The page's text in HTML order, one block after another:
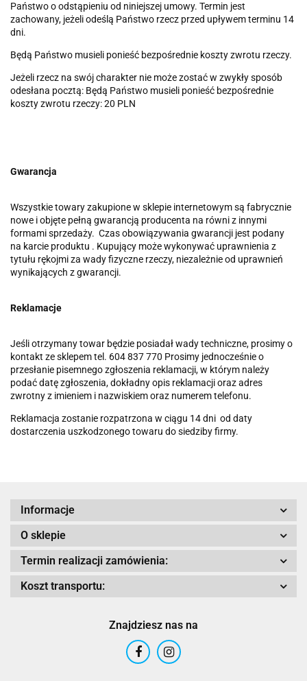
Państwo o odstąpieniu od niniejszej umowy. Termin jest
zachowany, jeżeli odeślą Państwo rzecz przed upływem terminu 14
dni.
Będą Państwo musieli ponieść bezpośrednie koszty zwrotu rzeczy.
Jeżeli rzecz na swój charakter nie może zostać w zwykły sposób
odesłana pocztą: Będą Państwo musieli ponieść bezpośrednie
koszty zwrotu rzeczy: 20 PLN
Gwarancja
Wszystkie towary zakupione w sklepie internetowym są fabrycznie
nowe i objęte pełną gwarancją producenta na równi z innymi
formami sprzedaży. Czas obowiązywania gwarancji jest podany
na karcie produktu . Kupujący może wykonywać uprawnienia z
tytułu rękojmi za wady fizyczne rzeczy, niezależnie od uprawnień
wynikających z gwarancji.
Reklamacje
Jeśli otrzymany towar będzie posiadał wady techniczne, prosimy o
kontakt ze sklepem tel. 604 837 770 Prosimy jednocześnie o
przesłanie pisemnego zgłoszenia reklamacji, w którym należy
podać datę zgłoszenia, dokładny opis reklamacji oraz adres
zwrotny z imieniem i nazwiskiem oraz numerem telefonu.
Reklamacja zostanie rozpatrzona w ciągu 14 dni od daty
dostarczenia uszkodzonego towaru do siedziby firmy.
Informacje
O sklepie
Termin realizacji zamówienia:
Koszt transportu:
Znajdziesz nas na